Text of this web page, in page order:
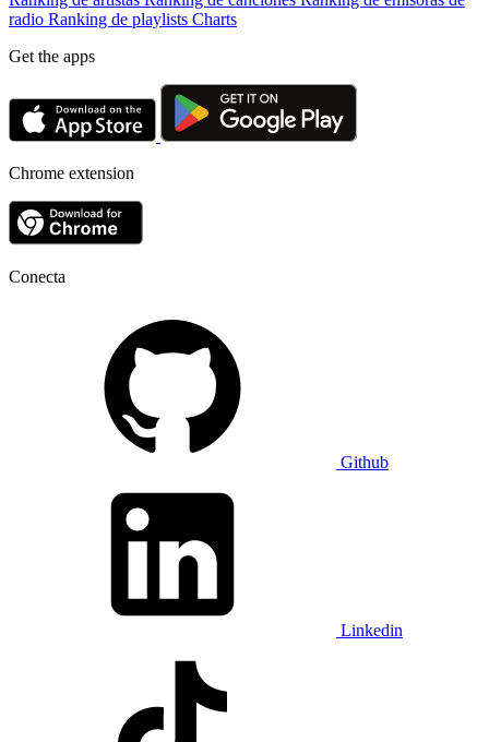
radio Ranking de playlists Charts
Get the apps
Chrome extension
Conecta
Github
Linkedin